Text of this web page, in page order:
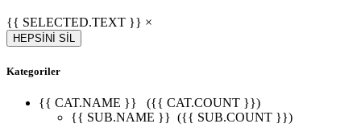
{{ SELECTED.TEXT }} ×
HEPSİNİ SİL
Kategoriler
{{ CAT.NAME }}
({{ CAT.COUNT }})
{{ SUB.NAME }} ({{ SUB.COUNT }})